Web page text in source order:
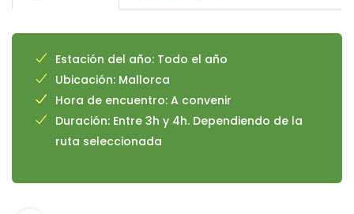
Estación del año: Todo el año
Ubicación: Mallorca
Hora de encuentro: A convenir
Duración: Entre 3h y 4h. Dependiendo de la
ruta seleccionada